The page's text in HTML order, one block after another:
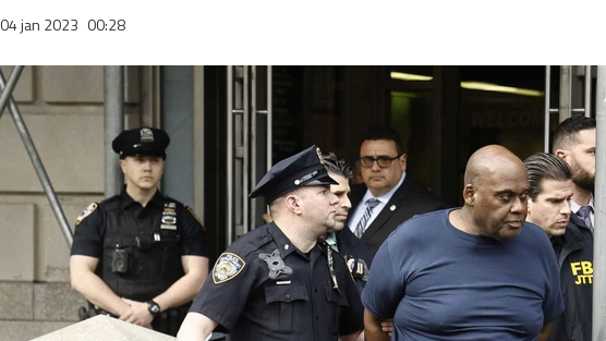
04 jan 2023 00:28